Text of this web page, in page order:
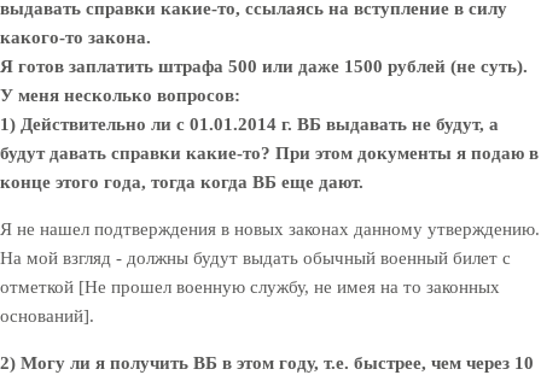
выдавать справки какие-то, ссылаясь на вступление в силу
какого-то закона.
Я готов заплатить штрафа 500 или даже 1500 рублей (не суть).
У меня несколько вопросов:
1) Действительно ли с 01.01.2014 г. ВБ выдавать не будут, а
будут давать справки какие-то? При этом документы я подаю в
конце этого года, тогда когда ВБ еще дают.
Я не нашел подтверждения в новых законах данному утверждению.
На мой взгляд - должны будут выдать обычный военный билет с
отметкой [Не прошел военную службу, не имея на то законных
оснований].
2) Могу ли я получить ВБ в этом году, т.е. быстрее, чем через 10